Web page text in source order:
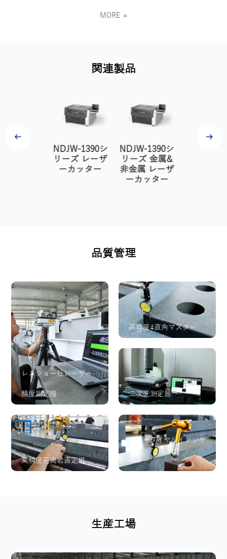
MORE +
関連製品
NDJW-1390シ
リーズ 金属&
非金属 レーザ
NDJW-1610シ
リーズ レーザ
ーカッター
品質管理
レニショー社レーザー
精度測定機
高精度4直角マスター
二次元測定器
高精度花崗岩直定規
レバーダイヤルインジケ
ーター
生産工場